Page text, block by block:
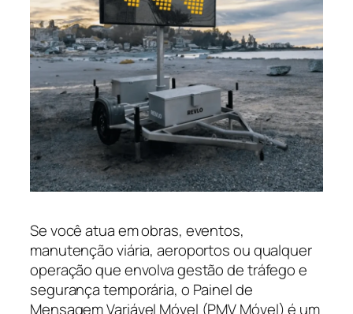
Se você atua em obras, eventos,
manutenção viária, aeroportos ou qualquer
operação que envolva gestão de tráfego e
segurança temporária, o Painel de
Mensagem Variável Móvel (PMV Móvel) é um